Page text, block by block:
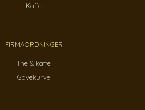
Kaffe
FIRMAORDNINGER
The & kaffe
Gavekurve